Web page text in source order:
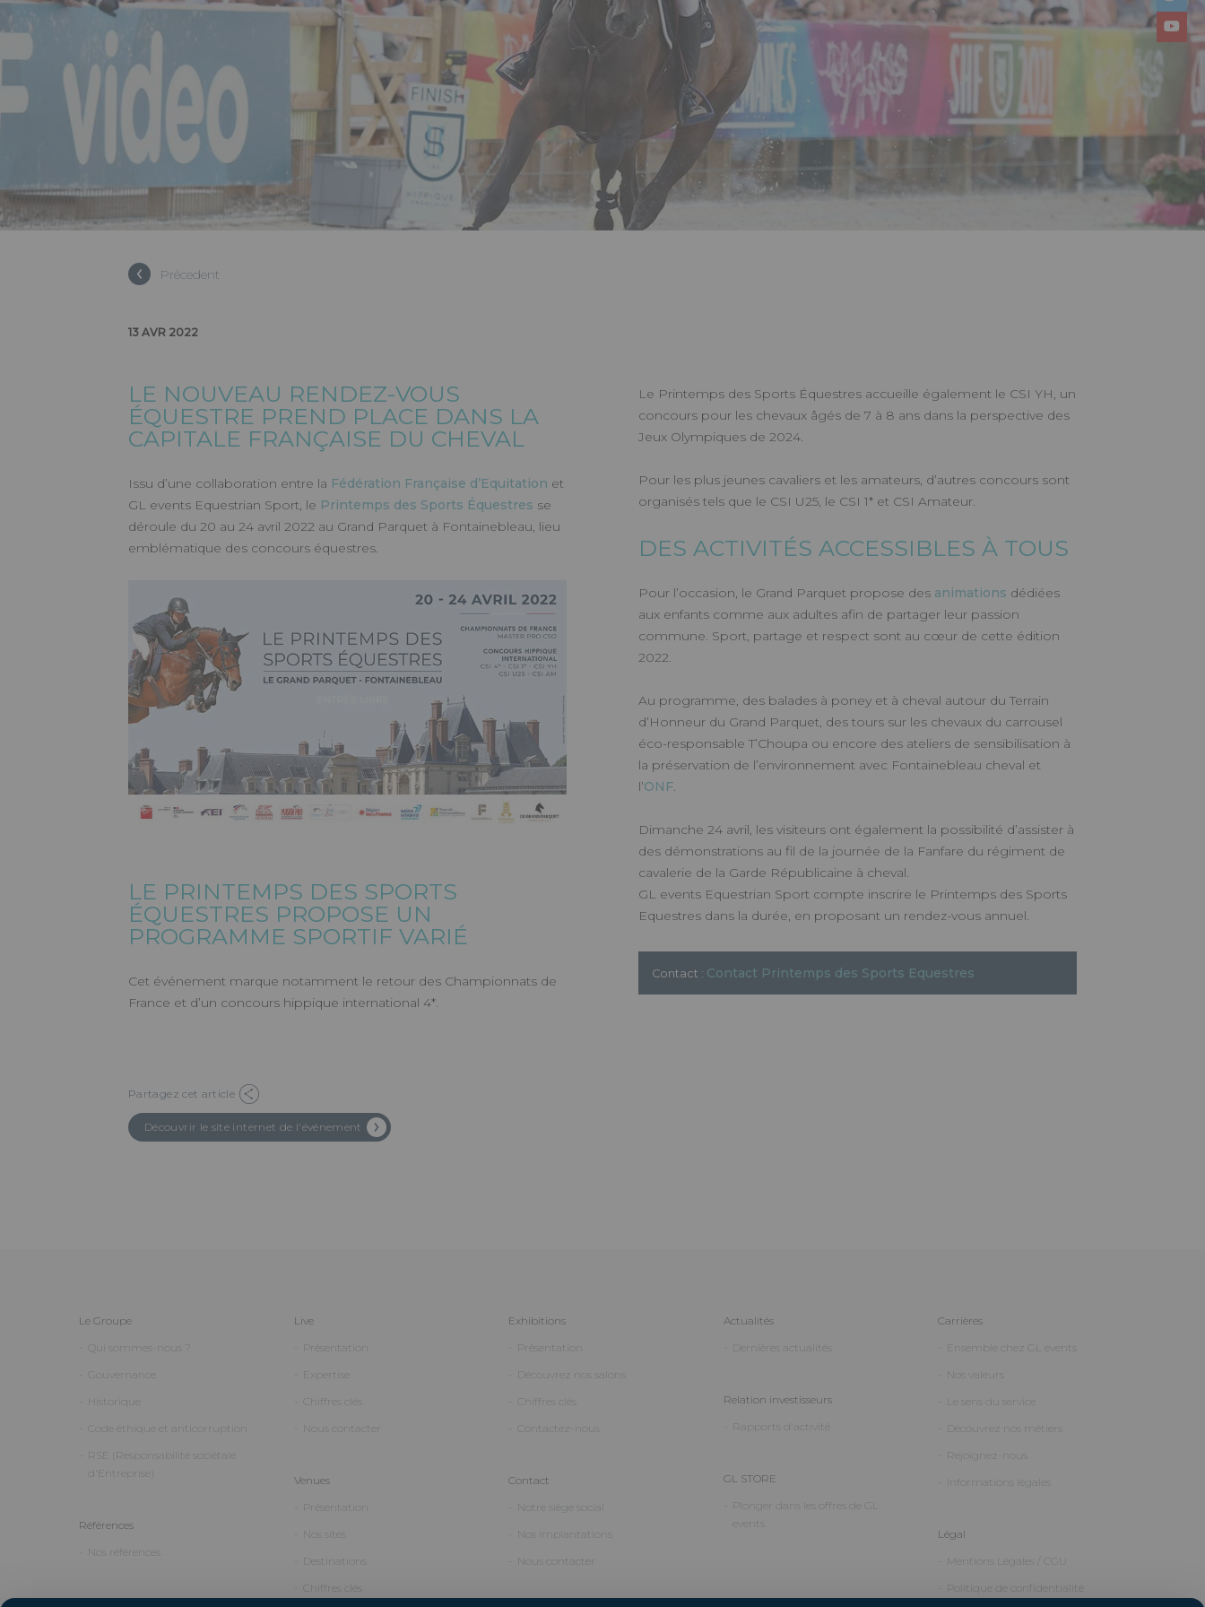
PRINTEMPS DES
SPORTS EQUESTRES
2022
Un événement GL events
Précedent
13 AVR 2022
LE NOUVEAU RENDEZ-VOUS
ÉQUESTRE PREND PLACE DANS LA
CAPITALE FRANÇAISE DU CHEVAL
Issu d’une collaboration entre la Fédération Française d’Equitation et
GL events Equestrian Sport, le Printemps des Sports Équestres se
déroule du 20 au 24 avril 2022 au Grand Parquet à Fontainebleau, lieu
emblématique des concours équestres.
LE PRINTEMPS DES SPORTS
ÉQUESTRES PROPOSE UN
PROGRAMME SPORTIF VARIÉ
Cet événement marque notamment le retour des Championnats de
France et d’un concours hippique international 4*.
Le Printemps des Sports Équestres accueille également le CSI YH, un
concours pour les chevaux âgés de 7 à 8 ans dans la perspective des
Jeux Olympiques de 2024.
Pour les plus jeunes cavaliers et les amateurs, d’autres concours sont
organisés tels que le CSI U25, le CSI 1* et CSI Amateur.
DES ACTIVITÉS ACCESSIBLES À TOUS
Pour l’occasion, le Grand Parquet propose des animations dédiées
aux enfants comme aux adultes afin de partager leur passion
commune. Sport, partage et respect sont au cœur de cette édition
2022.
Au programme, des balades à poney et à cheval autour du Terrain
d’Honneur du Grand Parquet, des tours sur les chevaux du carrousel
éco-responsable T’Choupa ou encore des ateliers de sensibilisation à
la préservation de l’environnement avec Fontainebleau cheval et
l’ONF.
Dimanche 24 avril, les visiteurs ont également la possibilité d’assister à
des démonstrations au fil de la journée de la Fanfare du régiment de
cavalerie de la Garde Républicaine à cheval.
GL events Equestrian Sport compte inscrire le Printemps des Sports
Equestres dans la durée, en proposant un rendez-vous annuel.
Contact : Contact Printemps des Sports Equestres
Partagez cet article
Découvrir le site internet de l'événement
Le Groupe
Qui sommes-nous ?
Gouvernance
Historique
Code éthique et anticorruption
RSE (Responsabilité sociétale
d'Entreprise)
Références
Nos références
Live
Présentation
Expertise
Chiffres clés
Nous contacter
Venues
Présentation
Nos sites
Destinations
Chiffres clés
Exhibitions
Présentation
Découvrez nos salons
Chiffres clés
Contactez-nous
Contact
Notre siège social
Nos implantations
Nous contacter
Actualités
Dernières actualités
Relation investisseurs
Rapports d'activité
GL STORE
Plonger dans les offres de GL
events
Carrières
Ensemble chez GL events
Nos valeurs
Le sens du service
Découvrez nos métiers
Rejoignez-nous
Informations légales
Légal
Mentions Légales / CGU
Politique de confidentialité